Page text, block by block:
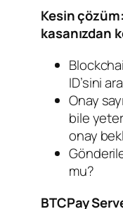
Kesin çözüm:
kasanızdan
ID’sini
Onay
bile
onay
mu?
BTCPay